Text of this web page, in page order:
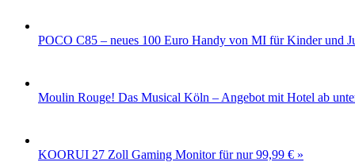
POCO C85 – neues 100 Euro Handy von MI für Kinder und
Moulin Rouge! Das Musical Köln – Angebot mit Hotel ab
KOORUI 27 Zoll Gaming Monitor für nur 99,99 € »